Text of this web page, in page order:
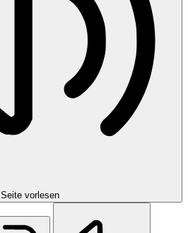
Seite vorlesen